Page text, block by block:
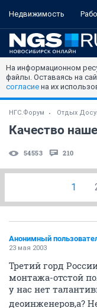
Недвижимость
На информационном
файлы. Оставаясь на
согласие на их
НГС.Форум Отдых
Качество
54553 210
1
Анонимный
23 мая 2003
Третий горд
монтажа-отстой
у нас нет
деоинженеров,а?